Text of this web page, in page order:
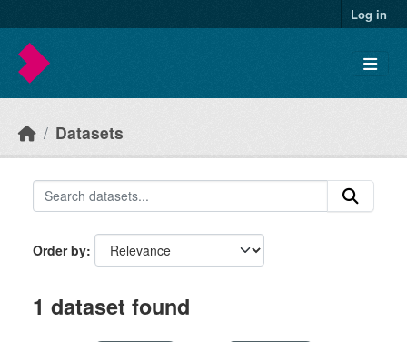
Log in
Datasets
Order by
1 dataset found